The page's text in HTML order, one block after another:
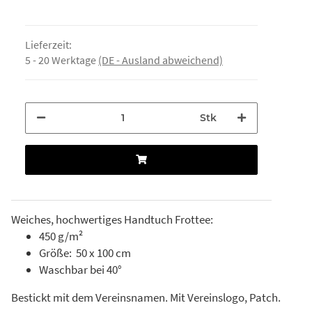
Lieferzeit:
5 - 20 Werktage (DE - Ausland abweichend)
Stk
Weiches, hochwertiges Handtuch Frottee:
450 g/m²
Größe: 50 x 100 cm
Waschbar bei 40°
Bestickt mit dem Vereinsnamen. Mit Vereinslogo, Patch.